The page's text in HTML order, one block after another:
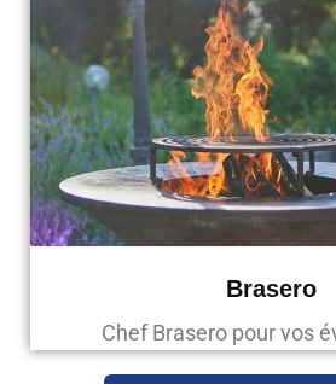
Brasero
Chef Brasero pour vos